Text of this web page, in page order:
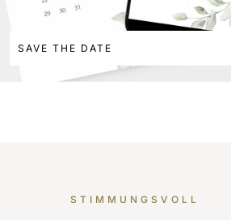
SAVE THE DATE
STIMMUNGSVOLL